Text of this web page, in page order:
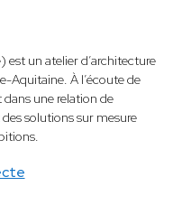
est un atelier d’architecture
Aquitaine. À l’écoute de
une relation de
solutions sur mesure